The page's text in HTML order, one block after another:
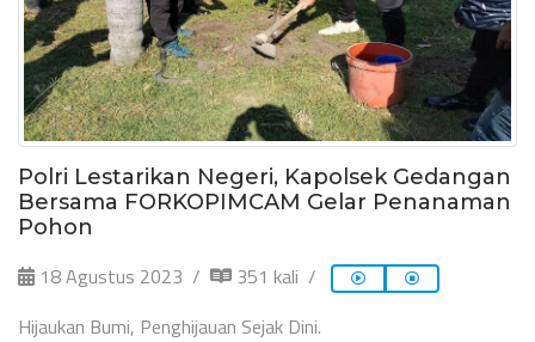
Polri Lestarikan Negeri, Kapolsek Gedangan
Bersama FORKOPIMCAM Gelar Penanaman
Pohon
18 Agustus 2023
351 kali
Hijaukan Bumi, Penghijauan Sejak Dini.